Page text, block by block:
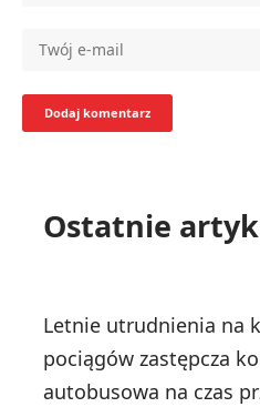
Ostatnie
Letnie utrudnienia na
pociągów zastępcza
autobusowa na czas